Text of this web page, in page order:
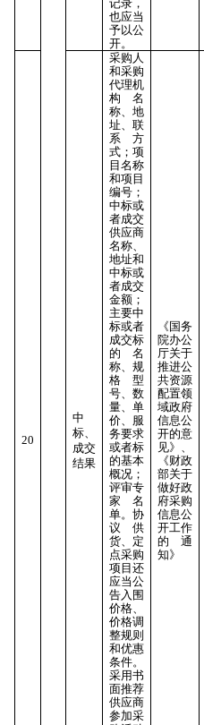
记录，
也应当
予以公
开。
20
中
标、
成交
结果
采购人
和采购
代理机
构名
称、地
址、联
系方
式；项
目名称
和项目
编号；
中标或
者成交
供应商
名称、
地址和
中标或
者成交
金额；
主要中
标或者
成交标
的名
称、规
格型
号、数
量、单
价、服
务要求
或者标
的基本
概况；
评审专
家名
单。协
议供
货、定
点采购
项目还
应当公
告入围
价格、
价格调
整规则
和优惠
条件。
采用书
面推荐
供应商
参加采
《国务
院办公
厅关于
推进公
共资源
配置领
域政府
信息公
开的意
见》、
《财政
部关于
做好政
府采购
信息公
开工作
的通
知》